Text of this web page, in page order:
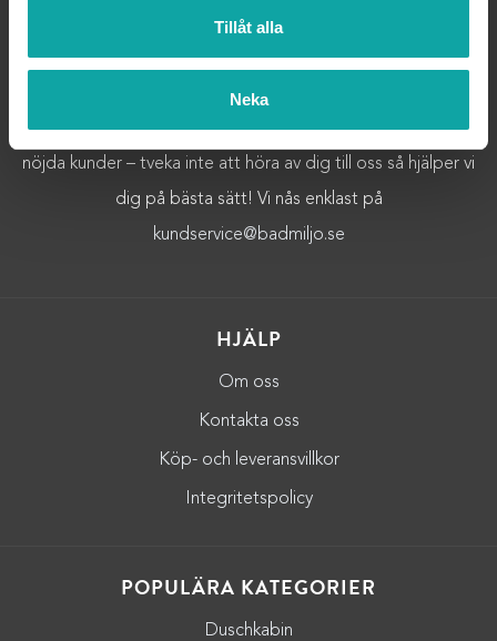
Tillåt alla
Neka
OM OSS
Välkommen till Badmiljö! Här hittar du Badrumstillbehör och
Badrumsinredning av högsta kvalitet.Vi strävar alltid efter
nöjda kunder – tveka inte att höra av dig till oss så hjälper vi
dig på bästa sätt! Vi nås enklast på
kundservice@badmiljo.se
HJÄLP
Om oss
Kontakta oss
Köp- och leveransvillkor
Integritetspolicy
POPULÄRA KATEGORIER
Duschkabin